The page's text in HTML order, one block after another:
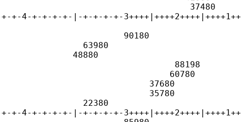
37480
+-4-+-+-+-+-|-+-+-+-+-3++++|++++2++++|++++1++
90180
63980
48880
88198
60780
37680
35780
22380
+-4-+-+-+-+-|-+-+-+-+-3++++|++++2++++|++++1++